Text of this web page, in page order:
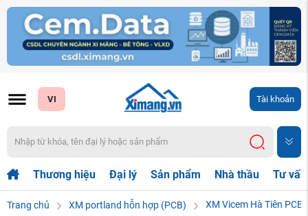
VI Tài khoản
Thương hiệu Đại lý Sản phẩm Nhà thầu Tư
Trang chủ XM portland hỗn hợp (PCB) XM Vicem Hà Tiên